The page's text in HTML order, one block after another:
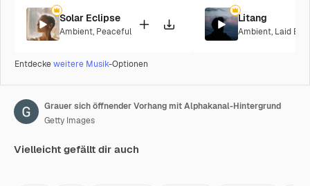
Solar Eclipse
Ambient, Peaceful
Litang
Ambient, Laid
Entdeckeweitere Musik-Optionen
Grauer sich öffnender Vorhang mit Alphakanal-Hintergrund
Getty Images
Vielleicht gefällt dir auch